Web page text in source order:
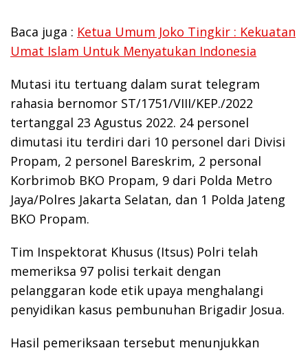
Baca juga : Ketua Umum Joko Tingkir : Kekuatan
Umat Islam Untuk Menyatukan Indonesia
Mutasi itu tertuang dalam surat telegram
rahasia bernomor ST/1751/VIII/KEP./2022
tertanggal 23 Agustus 2022. 24 personel
dimutasi itu terdiri dari 10 personel dari Divisi
Propam, 2 personel Bareskrim, 2 personal
Korbrimob BKO Propam, 9 dari Polda Metro
Jaya/Polres Jakarta Selatan, dan 1 Polda Jateng
BKO Propam.
Tim Inspektorat Khusus (Itsus) Polri telah
memeriksa 97 polisi terkait dengan
pelanggaran kode etik upaya menghalangi
penyidikan kasus pembunuhan Brigadir Josua.
Hasil pemeriksaan tersebut menunjukkan